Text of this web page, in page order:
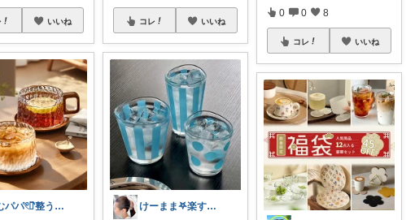
いいね
ぜむパパ𓏲𓎨整う暮らしのお手伝い
コレ いいね
けーまま𖤐楽する家づくり☀︎*.｡
0 0 8
コレ いいね